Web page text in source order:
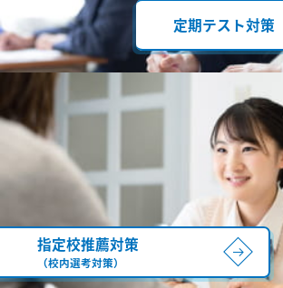
定期テスト対策
指定校推薦対策
（校内選考対策）